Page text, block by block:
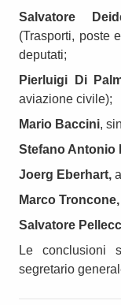
Salvatore
(Trasporti, poste
deputati;
Pierluigi Di
aviazione civile);
Mario Baccini,
Stefano Antonio
Joerg Eberhart,
Marco Troncone,
Salvatore
Le conclusioni
segretario